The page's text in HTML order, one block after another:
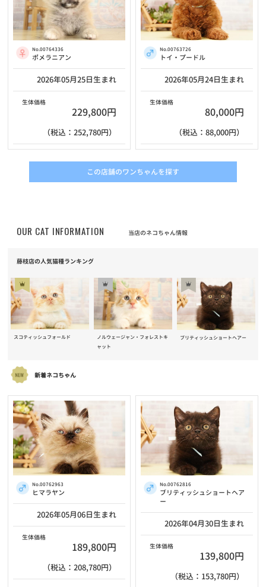
No.00764336
ポメラニアン
2026年05月25日生まれ
生体価格
229,800円
（税込：252,780円）
No.00763726
トイ・プードル
2026年05月24日生まれ
生体価格
80,000円
（税込：88,000円）
この店舗のワンちゃんを探す
OUR CAT INFORMATION 当店のネコちゃん情報
藤枝店の人気猫種ランキング
スコティッシュフォールド
ノルウェージャン・フォレストキ
ャット
ブリティッシュショートヘアー
新着ネコちゃん
No.00762963
ヒマラヤン
2026年05月06日生まれ
生体価格
189,800円
（税込：208,780円）
No.00762816
ブリティッシュショートヘア
ー
2026年04月30日生まれ
生体価格
139,800円
（税込：153,780円）